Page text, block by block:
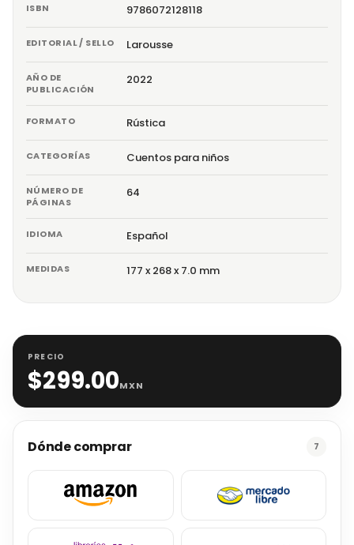
ISBN 9786072128118
EDITORIAL / SELLO Larousse
AÑO DE
PUBLICACIÓN
2022
FORMATO Rústica
CATEGORÍAS Cuentos para niños
NÚMERO DE
PÁGINAS
64
IDIOMA Español
MEDIDAS 177 x 268 x 7.0 mm
PRECIO
$299.00MXN
Dónde comprar 7